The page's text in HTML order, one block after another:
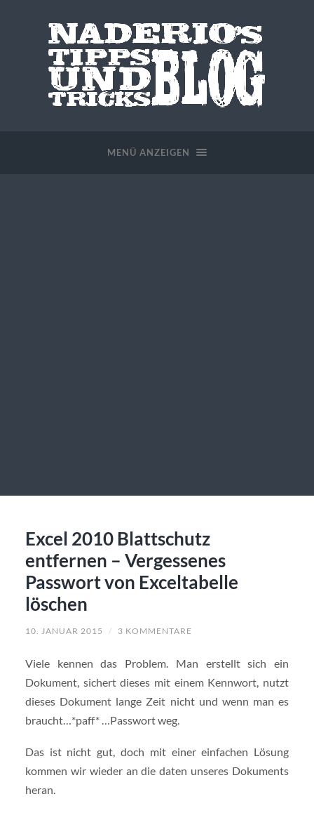
MENÜ ANZEIGEN
Excel 2010 Blattschutz
entfernen – Vergessenes
Passwort von Exceltabelle
löschen
10. JANUAR 2015 / 3 KOMMENTARE
Viele kennen das Problem. Man erstellt sich ein
Dokument, sichert dieses mit einem Kennwort, nutzt
dieses Dokument lange Zeit nicht und wenn man es
braucht…*paff* …Passwort weg.
Das ist nicht gut, doch mit einer einfachen Lösung
kommen wir wieder an die daten unseres Dokuments
heran.